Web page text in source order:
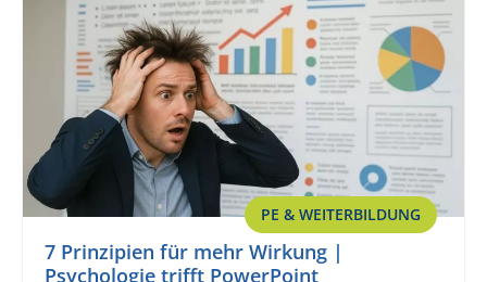
PE & WEITERBILDUNG
7 Prinzipien für mehr Wirkung |
Psychologie trifft PowerPoint